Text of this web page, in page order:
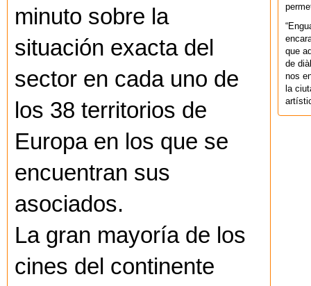
minuto sobre la
situación exacta del
sector en cada uno de
los 38 territorios de
Europa en los que se
encuentran sus
asociados.
La gran mayoría de los
cines del continente
que
de
nos
la